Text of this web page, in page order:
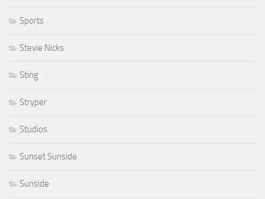
Sports
Stevie Nicks
Sting
Stryper
Studios
Sunset Sunside
Sunside